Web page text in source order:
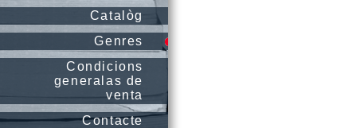
Catalòg
Genres
Condicions
generalas de
venta
Contacte